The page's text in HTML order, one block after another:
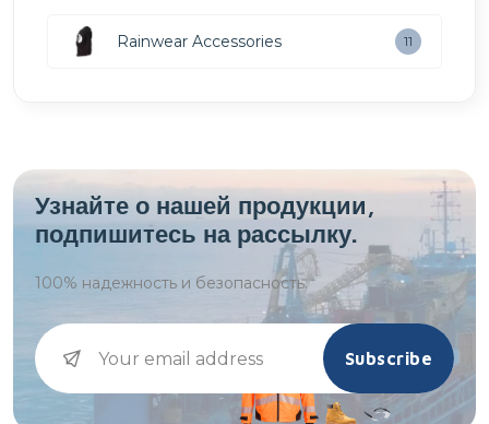
Rainwear Accessories 11
Узнайте о нашей продукции,
подпишитесь на рассылку.
100% надежность и безопасность.
Subscribe